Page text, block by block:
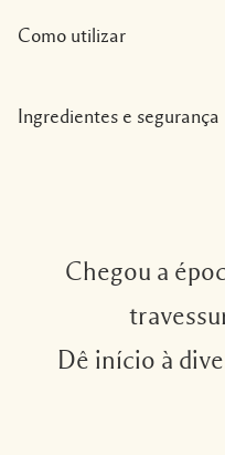
Como utilizar
Ingredientes e segurança
Chegou a
Dê início à